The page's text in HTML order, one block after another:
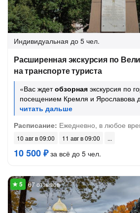
Индивидуальная до 5 чел.
Расширенная экскурсия по
на транспорте туриста
«Вас ждетобзорная экскурсия по
посещением Кремля и Ярославова
Расписание: Ежедневно, в любое
10 авг в 09:00 11 авг в 09:00
10 500 ₽за всё до 5 чел.
67 отзывов